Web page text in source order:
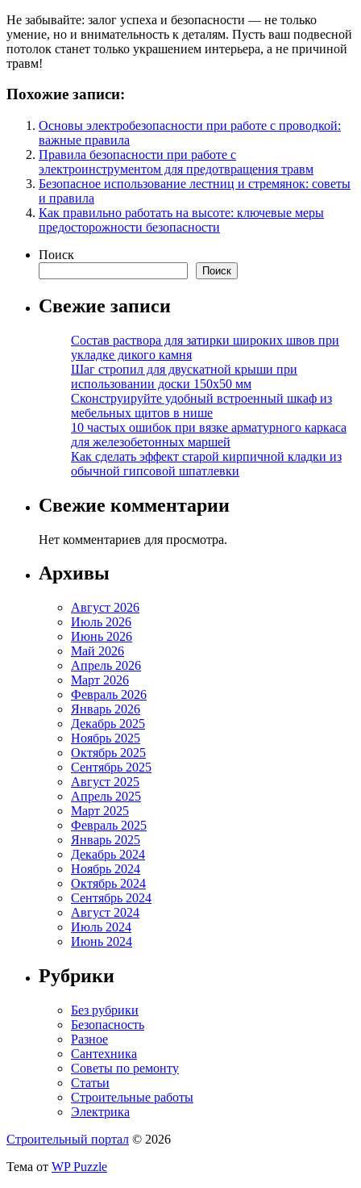
Не забывайте: залог успеха и безопасности — не только
умение, но и внимательность к деталям. Пусть ваш подвесной
потолок станет только украшением интерьера, а не причиной
травм!
Похожие записи:
Основы электробезопасности при работе с проводкой:
важные правила
Правила безопасности при работе с
электроинструментом для предотвращения травм
Безопасное использование лестниц и стремянок: советы
и правила
Как правильно работать на высоте: ключевые меры
предосторожности безопасности
Поиск
Поиск
Свежие записи
Состав раствора для затирки широких швов при
укладке дикого камня
Шаг стропил для двускатной крыши при
использовании доски 150х50 мм
Сконструируйте удобный встроенный шкаф из
мебельных щитов в нише
10 частых ошибок при вязке арматурного каркаса
для железобетонных маршей
Как сделать эффект старой кирпичной кладки из
обычной гипсовой шпатлевки
Свежие комментарии
Нет комментариев для просмотра.
Архивы
Август 2026
Июль 2026
Июнь 2026
Май 2026
Апрель 2026
Март 2026
Февраль 2026
Январь 2026
Декабрь 2025
Ноябрь 2025
Октябрь 2025
Сентябрь 2025
Август 2025
Апрель 2025
Март 2025
Февраль 2025
Январь 2025
Декабрь 2024
Ноябрь 2024
Октябрь 2024
Сентябрь 2024
Август 2024
Июль 2024
Июнь 2024
Рубрики
Без рубрики
Безопасность
Разное
Сантехника
Советы по ремонту
Статьи
Строительные работы
Электрика
Строительный портал © 2026
Тема от WP Puzzle